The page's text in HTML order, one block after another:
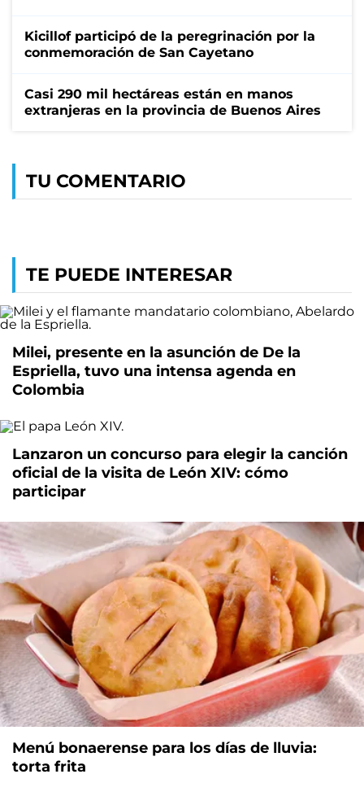
Kicillof participó de la peregrinación por la
conmemoración de San Cayetano
Casi 290 mil hectáreas están en manos
extranjeras en la provincia de Buenos Aires
TU COMENTARIO
TE PUEDE INTERESAR
Milei, presente en la asunción de De la
Espriella, tuvo una intensa agenda en
Colombia
Lanzaron un concurso para elegir la canción
oficial de la visita de León XIV: cómo
participar
Menú bonaerense para los días de lluvia:
torta frita